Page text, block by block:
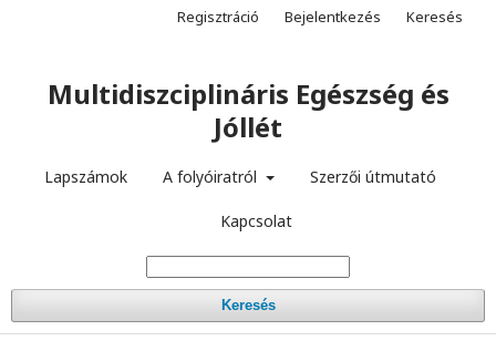
Multidiszciplináris Egészség és
Jóllét
Lapszámok A folyóiratról Szerzői útmutató
Kapcsolat
Keresés
Regisztráció Bejelentkezés Keresés